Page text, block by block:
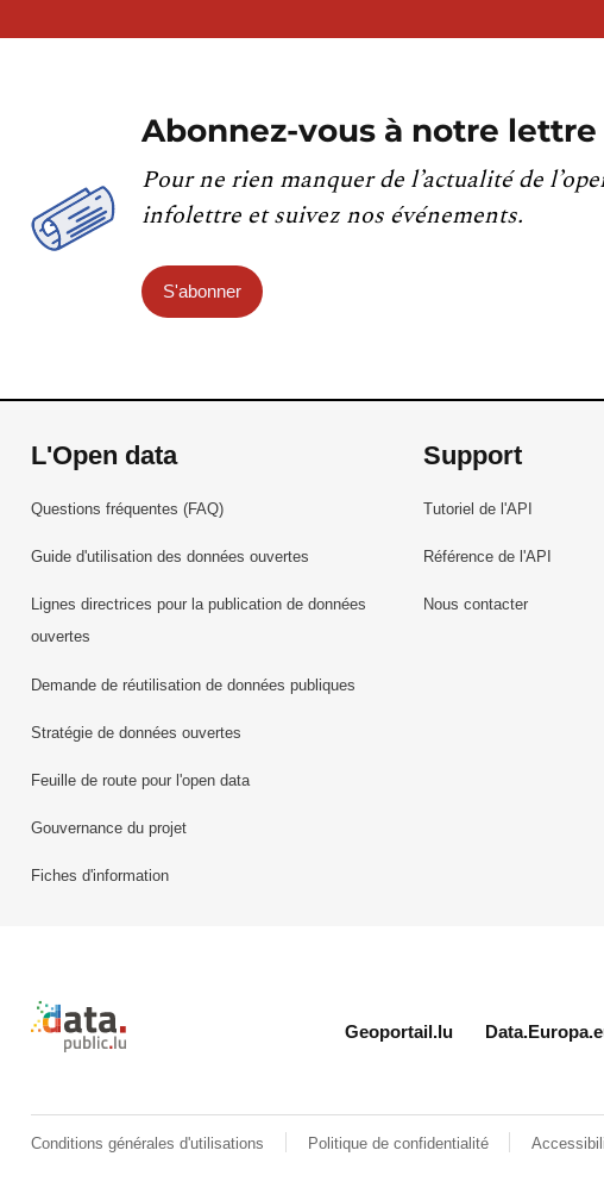
Abonnez-vous à notre
Pour ne rien manquer de l’actualité de
infolettre et suivez nos événements.
S'abonner
L'Open data
Questions fréquentes (FAQ)
Guide d'utilisation des données ouvertes
Lignes directrices pour la publication de données
ouvertes
Demande de réutilisation de données publiques
Stratégie de données ouvertes
Feuille de route pour l'open data
Gouvernance du projet
Fiches d'information
Support
Tutoriel de l'API
Référence de l'API
Nous contacter
Retour à l'accueil de data.public.lu
Geoportail.lu
Conditions générales d'utilisations Politique de confidentialité